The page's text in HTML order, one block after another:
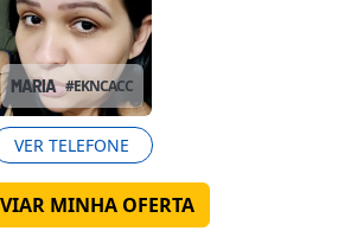
MARIA #EKNCACCE
VER TELEFONE
MINHA OFERTA